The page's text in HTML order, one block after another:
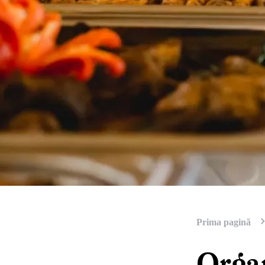
Prima pagină